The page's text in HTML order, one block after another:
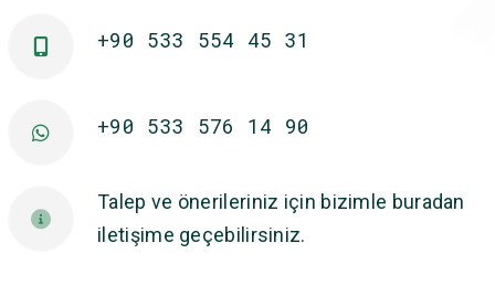
+90 533 554 45 31
+90 533 576 14 90
Talep ve önerileriniz için bizimle buradan
iletişime geçebilirsiniz.